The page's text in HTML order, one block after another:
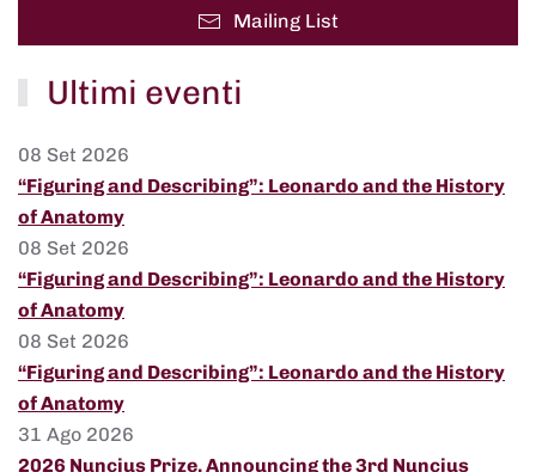
Mailing List
Ultimi eventi
08 Set 2026
“Figuring and Describing”: Leonardo and the History
of Anatomy
08 Set 2026
“Figuring and Describing”: Leonardo and the History
of Anatomy
08 Set 2026
“Figuring and Describing”: Leonardo and the History
of Anatomy
31 Ago 2026
2026 Nuncius Prize. Announcing the 3rd Nuncius